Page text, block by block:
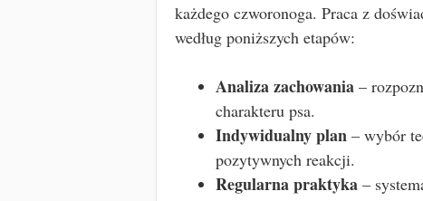
każdego czworonoga. Praca z
według poniższych etapów:
Analiza zachowania –
charakteru psa.
Indywidualny plan – wybór
pozytywnych reakcji.
Regularna praktyka –